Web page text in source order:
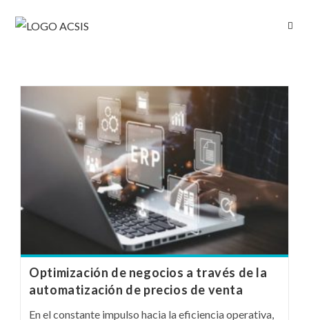
Optimización de negocios a través de la
automatización de precios de venta
En el constante impulso hacia la eficiencia operativa,